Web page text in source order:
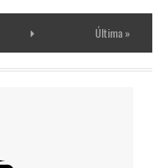
Última »